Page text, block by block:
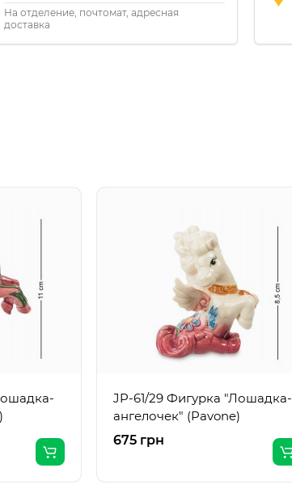
На отделение, почтомат, адресная
доставка
JP-61/29 Фигурка "Лошадка-
ангелочек" (Pavone)
675 грн